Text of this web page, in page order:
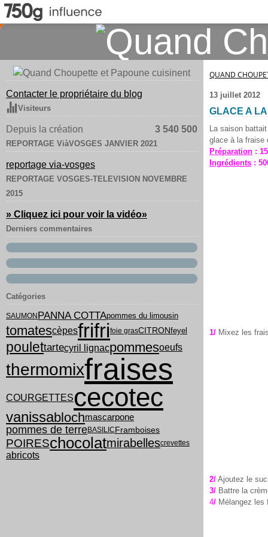
Contacter le propriétaire du blog
Visiteurs
Depuis la création 3 540 500
REPORTAGE ViàVOSGES JANVIER 2021
reportage via-vosges
REPORTAGE VOSGES-TELEVISION NOVEMBRE
2015
» Cliquez ici pour voir la vidéo»
Derniers commentaires
Catégories
SAUMONPANNA COTTApommes du limousin
tomatescèpesfrifrifoie grasCITRONfeyel
poulettartecyril lignacpommesoeufs
thermomixfraises
COURGETTEScecotec
vanissablochmascarpone
pommes de terreBASILICFramboises
POIRESchocolatmirabellescrevettes
abricots
QUAND
13 juillet 2012
GLACE A
La saison
glace à la fraise
Préparation :
Ingrédients :
1/ Mixez les
2/ Ajoutez le
3/ Battre la
4/ Mélangez